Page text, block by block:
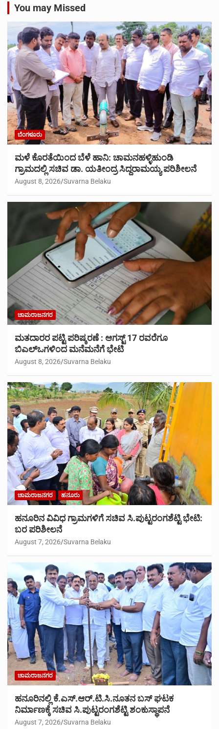
You may Missed
ಬೆಂಗಳೂರು
ಮಳೆ ಕೊರತೆಯಿಂದ ಬೆಳೆ ಹಾನಿ: ಚಾಮನಹಳ್ಳಿಹುಂಡಿ
ಗ್ರಾಮದಲ್ಲಿ ಸಚಿವ ಡಾ. ಯತೀಂದ್ರ ಸಿದ್ದರಾಮಯ್ಯ ಪರಿಶೀಲನೆ
August 8, 2026 Suvarna Belaku
ಚಾಮರಾಜನಗರ
ಮತದಾರರ ಪಟ್ಟಿ ಪರಿಷ್ಕರಣೆ : ಆಗಸ್ಟ್ 17 ರವರೆಗೂ
ಬಿಎಲ್‍ಒಗಳಿಂದ ಮನೆಮನೆಗೆ ಭೇಟಿ
August 8, 2026 Suvarna Belaku
ಚಾಮರಾಜನಗರ ಹನೂರು
ಹನೂರಿನ ವಿವಿಧ ಗ್ರಾಮಗಳಿಗೆ ಸಚಿವ ಸಿ.ಪುಟ್ಟರಂಗಶೆಟ್ಟಿ ಭೇಟಿ:
ಬರ ಪರಿಶೀಲನೆ
August 7, 2026 Suvarna Belaku
ಚಾಮರಾಜನಗರ
ಹನೂರಿನಲ್ಲಿ ಕೆ.ಎಸ್.ಆರ್.ಟಿ.ಸಿ.ನೂತನ ಬಸ್ ಘಟಕ
ನಿರ್ಮಾಣಕ್ಕೆ ಸಚಿವ ಸಿ.ಪುಟ್ಟರಂಗಶೆಟ್ಟಿ ಶಂಕುಸ್ಥಾಪನೆ
August 7, 2026 Suvarna Belaku